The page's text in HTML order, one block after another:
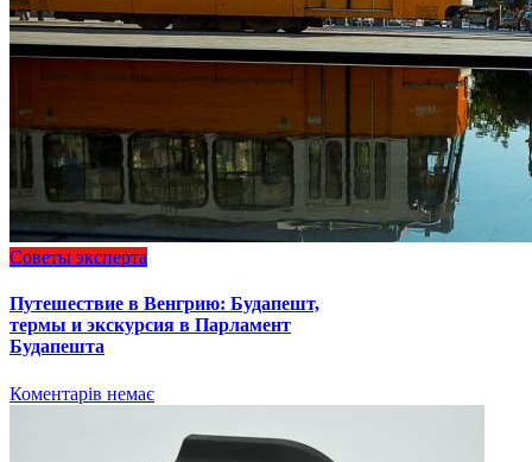
Советы эксперта
Путешествие в Венгрию: Будапешт,
термы и экскурсия в Парламент
Будапешта
Коментарів немає